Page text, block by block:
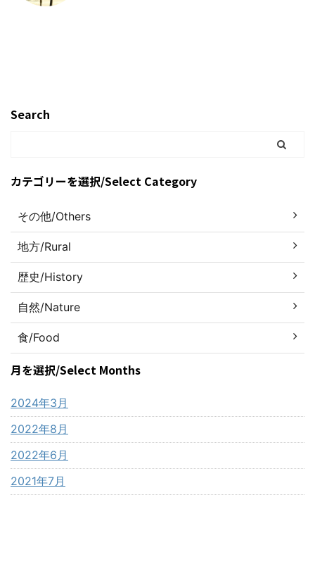
Search
カテゴリーを選択/Select Category
その他/Others
地方/Rural
歴史/History
自然/Nature
食/Food
月を選択/Select Months
2024年3月
2022年8月
2022年6月
2021年7月